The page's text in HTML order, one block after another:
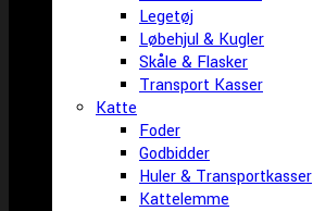
Legetøj
Løbehjul & Kugler
Skåle & Flasker
Transport Kasser
Katte
Foder
Godbidder
Huler & Transportkasser
Kattelemme